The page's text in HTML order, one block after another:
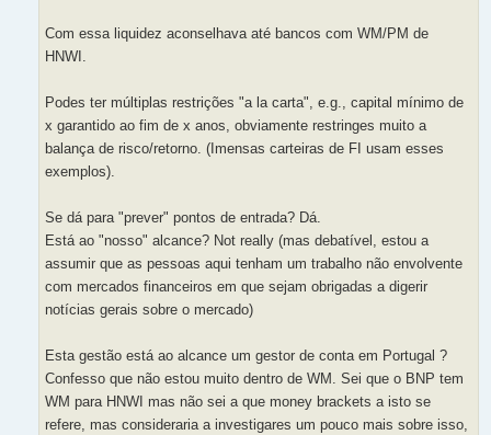
Com essa liquidez aconselhava até bancos com WM/PM de
HNWI.
Podes ter múltiplas restrições "a la carta", e.g., capital mínimo de
x garantido ao fim de x anos, obviamente restringes muito a
balança de risco/retorno. (Imensas carteiras de FI usam esses
exemplos).
Se dá para "prever" pontos de entrada? Dá.
Está ao "nosso" alcance? Not really (mas debatível, estou a
assumir que as pessoas aqui tenham um trabalho não envolvente
com mercados financeiros em que sejam obrigadas a digerir
notícias gerais sobre o mercado)
Esta gestão está ao alcance um gestor de conta em Portugal ?
Confesso que não estou muito dentro de WM. Sei que o BNP tem
WM para HNWI mas não sei a que money brackets a isto se
refere, mas consideraria a investigares um pouco mais sobre isso,